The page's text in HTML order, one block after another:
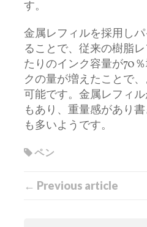
す。
金属レフィルを採用し
ることで、従来の樹脂
たりのインク容量が70
クの量が増えたことで
可能です。金属レフィ
もあり、重量感があり
も多いようです。
ペン
← Previous article